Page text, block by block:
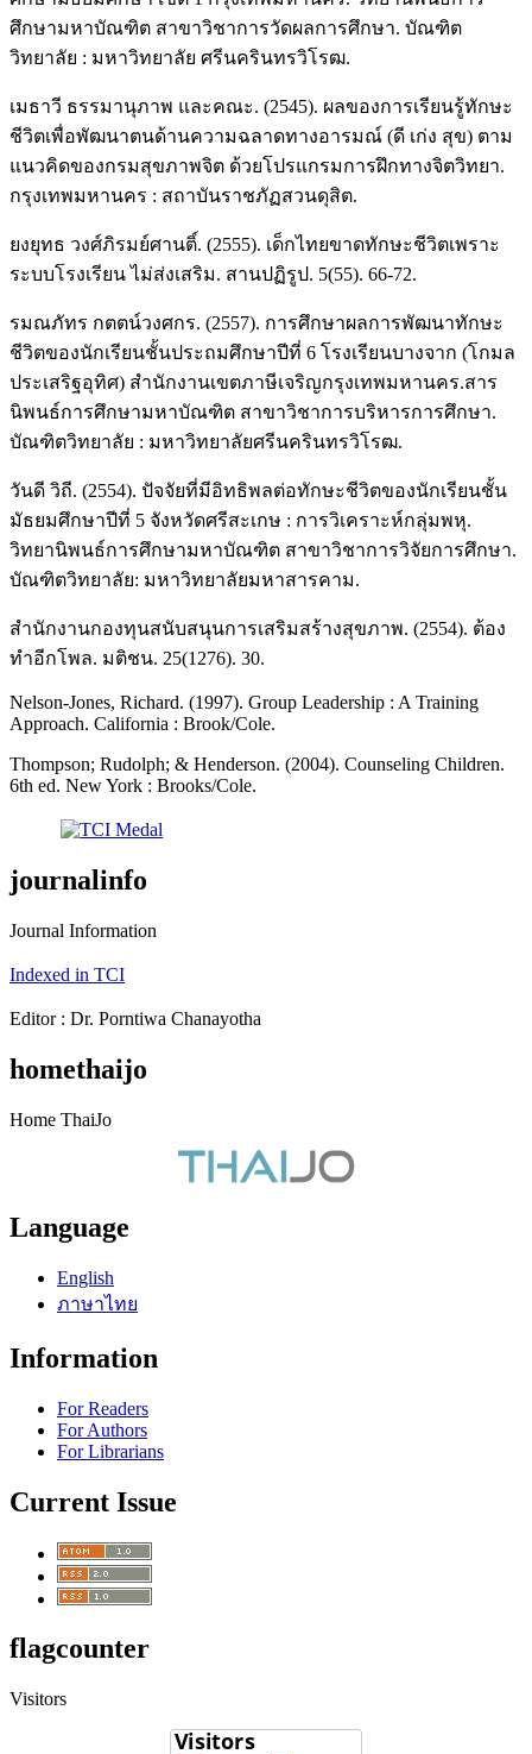
ศึกษามหาบัณฑิต สาขาวิชาการวัดผลการศึกษา. บัณฑิต
วิทยาลัย : มหาวิทยาลัย ศรีนครินทรวิโรฒ.
เมธาวี ธรรมานุภาพ และคณะ. (2545). ผลของการเรียนรู้ทักษะ
ชีวิตเพื่อพัฒนาตนด้านความฉลาดทางอารมณ์ (ดี เก่ง สุข) ตาม
แนวคิดของกรมสุขภาพจิต ด้วยโปรแกรมการฝึกทางจิตวิทยา.
กรุงเทพมหานคร : สถาบันราชภัฏสวนดุสิต.
ยงยุทธ วงศ์ภิรมย์ศานติ์. (2555). เด็กไทยขาดทักษะชีวิตเพราะ
ระบบโรงเรียน ไม่ส่งเสริม. สานปฏิรูป. 5(55). 66-72.
รมณภัทร กตตน์วงศกร. (2557). การศึกษาผลการพัฒนาทักษะ
ชีวิตของนักเรียนชั้นประถมศึกษาปีที่ 6 โรงเรียนบางจาก (โกมล
ประเสริฐอุทิศ) สำนักงานเขตภาษีเจริญกรุงเทพมหานคร.สาร
นิพนธ์การศึกษามหาบัณฑิต สาขาวิชาการบริหารการศึกษา.
บัณฑิตวิทยาลัย : มหาวิทยาลัยศรีนครินทรวิโรฒ.
วันดี วิถี. (2554). ปัจจัยที่มีอิทธิพลต่อทักษะชีวิตของนักเรียนชั้น
มัธยมศึกษาปีที่ 5 จังหวัดศรีสะเกษ : การวิเคราะห์กลุ่มพหุ.
วิทยานิพนธ์การศึกษามหาบัณฑิต สาขาวิชาการวิจัยการศึกษา.
บัณฑิตวิทยาลัย: มหาวิทยาลัยมหาสารคาม.
สำนักงานกองทุนสนับสนุนการเสริมสร้างสุขภาพ. (2554). ต้อง
ทำอีกโพล. มติชน. 25(1276). 30.
Nelson-Jones, Richard. (1997). Group Leadership : A Training
Approach. California : Brook/Cole.
Thompson; Rudolph; & Henderson. (2004). Counseling Children.
6th ed. New York : Brooks/Cole.
journalinfo
Journal Information
Indexed in TCI
Editor : Dr. Porntiwa Chanayotha
homethaijo
Home ThaiJo
Language
English
ภาษาไทย
Information
For Readers
For Authors
For Librarians
Current Issue
flagcounter
Visitors